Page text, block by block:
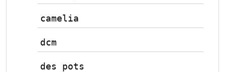
camelia
dcm
des pots